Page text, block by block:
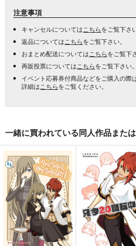
注意事項
キャンセルについては こちらをご覧下さい
返品については こちらをご覧下さい。
おまとめ配送については こちらをご覧下
再販投票については こちらをご覧下さい。
イベント応募券付商品などをご購入の際
詳細は こちらをご覧ください。
一緒に買われている同人作品また